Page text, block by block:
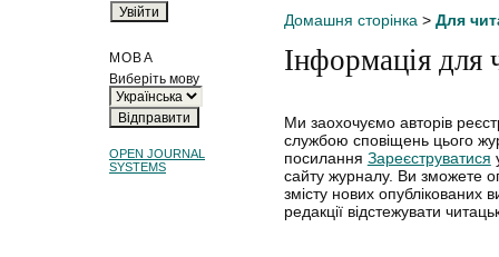
МОВА
Виберіть мову
OPEN JOURNAL
SYSTEMS
Домашня сторінка > Для
Інформація для
Ми заохочуємо авторів
службою сповіщень цього
посилання Зареєструватися
сайту журналу. Ви зможете
змісту нових опублікованих
редакції відстежувати